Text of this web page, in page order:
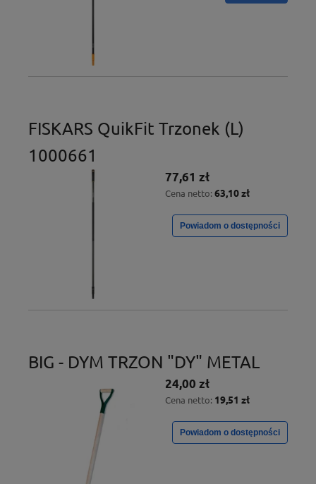
FISKARS QuikFit Trzonek (L)
1000661
77,61 zł
Cena netto: 63,10 zł
Powiadom o dostępności
BIG - DYM TRZON "DY" METAL
24,00 zł
Cena netto: 19,51 zł
Powiadom o dostępności